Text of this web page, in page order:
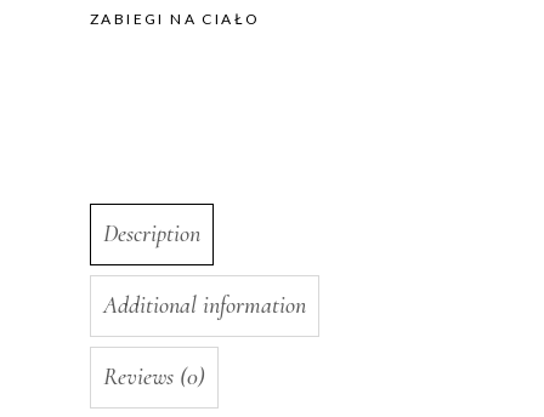
ZABIEGI NA CIAŁO
Description
Additional information
Reviews (0)